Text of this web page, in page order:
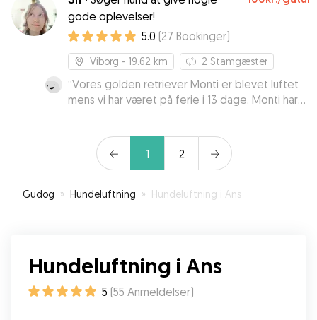
gode oplevelser!
5.0 (27 Bookinger)
Viborg - 19.62 km 2 Stamgæster
“Vores golden retriever Monti er blevet luftet
mens vi har været på ferie i 13 dage. Monti har
været rigtig glad for Sif, og vi har været helt
kærlig tilgang til dyr. Vi kan kun give de varmeste
anbefalinger.
1 2
Gudog » Hundeluftning » Hundeluftning i Ans
Hundeluftning i Ans
5 (55 Anmeldelser)